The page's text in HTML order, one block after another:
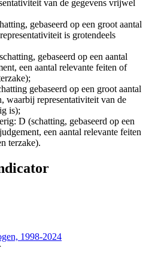
van de gegevens vrijwel
gebaseerd op een groot aantal
is grotendeels
gebaseerd op een aantal
een aantal relevante feiten of
gebaseerd op een groot aantal
waarbij representativiteit van de
is);
D (schatting, gebaseerd op een
een aantal relevante feiten
terzake).
1998-2024